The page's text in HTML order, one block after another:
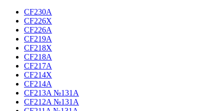
CF230A
CF226X
CF226A
CF219A
CF218X
CF218A
CF217A
CF214X
CF214A
CF213A №131A
CF212A №131A